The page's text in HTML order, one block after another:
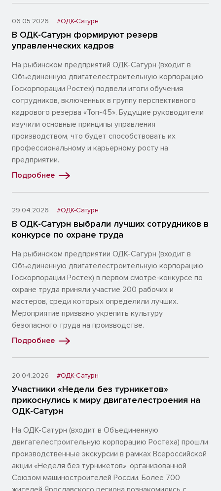
06.05.2026 #ОДК-Сатурн
В ОДК-Сатурн формируют резерв
управленческих кадров
На рыбинском предприятий ОДК-Сатурн (входит в
Объединенную двигателестроительную корпорацию
Госкорпорации Ростех) подвели итоги обучения
сотрудников, включенных в группу перспективного
кадрового резерва «Топ-45». Будущие руководители
изучили основные принципы управления
производством, что будет способствовать их
профессиональному и карьерному росту на
предприятии.
Подробнее
29.04.2026 #ОДК-Сатурн
В ОДК-Сатурн выбрали лучших сотрудников в
конкурсе по охране труда
На рыбинском предприятии ОДК-Сатурн (входит в
Объединенную двигателестроительную корпорацию
Госкорпорации Ростех) в первом смотре-конкурсе по
охране труда приняли участие 200 рабочих и
мастеров, среди которых определили лучших.
Мероприятие призвано укрепить культуру
безопасного труда на производстве.
Подробнее
20.04.2026 #ОДК-Сатурн
Участники «Недели без турникетов»
прикоснулись к миру двигателестроения на
ОДК-Сатурн
На ОДК-Сатурн (входит в Объединенную
двигателестроительную корпорацию Ростеха) прошли
производственные экскурсии в рамках Всероссийской
акции «Неделя без турникетов», организованной
Союзом машиностроителей России. Более 700